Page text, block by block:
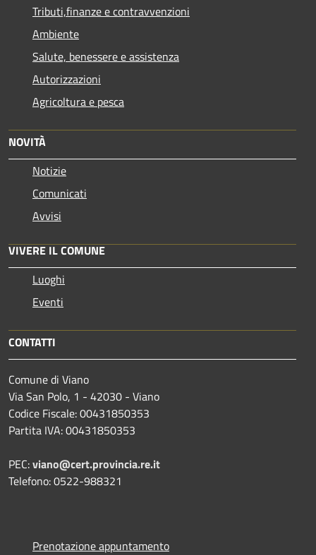
Tributi,finanze e contravvenzioni
Ambiente
Salute, benessere e assistenza
Autorizzazioni
Agricoltura e pesca
NOVITÀ
Notizie
Comunicati
Avvisi
VIVERE IL COMUNE
Luoghi
Eventi
CONTATTI
Comune di Viano
Via San Polo, 1 - 42030 - Viano
Codice Fiscale: 00431850353
Partita IVA: 00431850353
PEC:viano@cert.provincia.re.it
Telefono: 0522-988321
Prenotazione appuntamento